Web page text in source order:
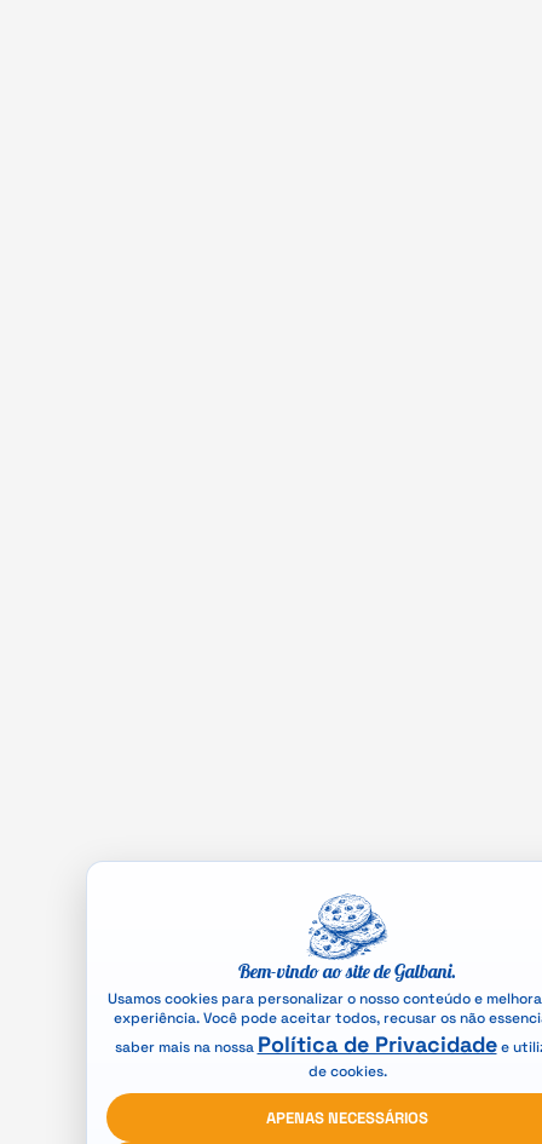
Bem-vindo ao site de Galbani.
Usamos cookies para personalizar o nosso conteúdo e
experiência. Você pode aceitar todos, recusar os não
saber mais na nossa Política de Privacidadee
de cookies.
APENAS NECESSÁRIOS